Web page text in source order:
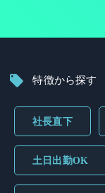
特徴から探す
社長直下
土日出勤OK